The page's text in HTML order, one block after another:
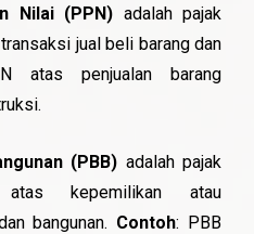
Nilai (PPN) adalah pajak
jual beli barang dan
atas penjualan barang
(PBB) adalah pajak
kepemilikan atau
bangunan. Contoh: PBB